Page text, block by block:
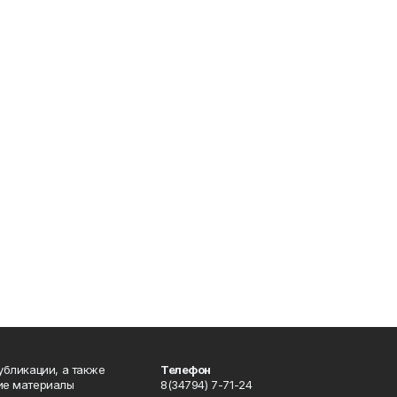
а также
материалы
Телефон
8(34794) 7-71-24